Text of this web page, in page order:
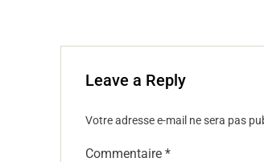
Leave a Reply
Votre adresse e-mail ne sera pas
Commentaire *